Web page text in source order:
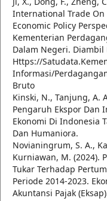
International Trade On
Economic Policy
Kementerian
Dalam Negeri. Diambil
Https://
Informasi/
Bruto
Kinski, N., Tanjung, A.
Pengaruh Ekspor Dan
Ekonomi Di Indonesia
Dan Humaniora.
Novianingrum, S. A.,
Kurniawan, M. (2024).
Tukar Terhadap
Periode 2014-2023.
Akuntansi Pajak